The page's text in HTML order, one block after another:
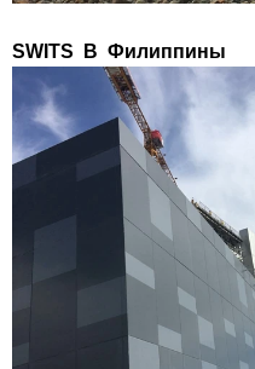
SWITS В Филиппины